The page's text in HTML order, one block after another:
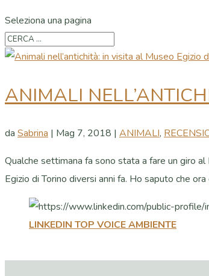
Seleziona una pagina
ANIMALI
da Sabrina | Mag 7, 2018 | ANIMALI,
Qualche settimana fa sono stata a fare un giro
Egizio di Torino diversi anni fa. Ho saputo che
LINKEDIN TOP VOICE AMBIENTE